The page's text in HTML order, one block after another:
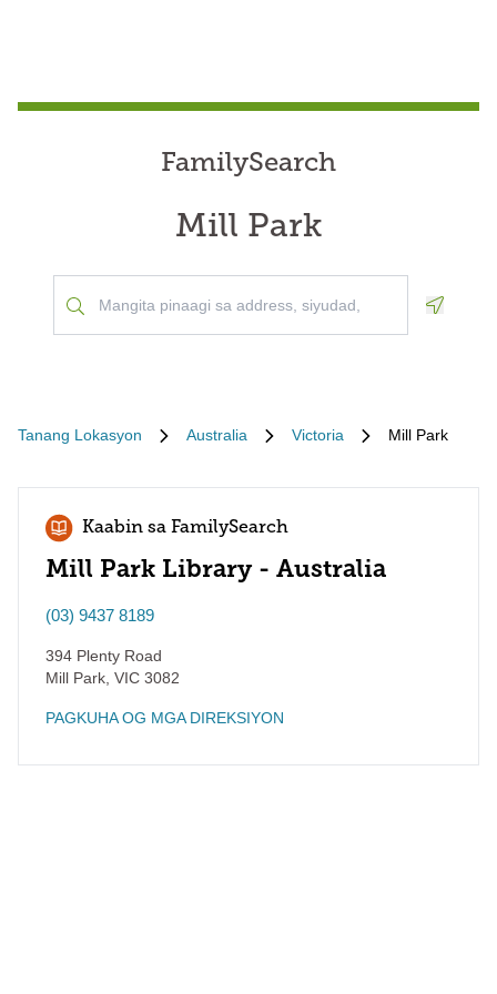
FamilySearch
Mill Park
Tanang Lokasyon Australia Victoria Mill Park
Kaabin sa FamilySearch
Mill Park Library - Australia
(03) 9437 8189
394 Plenty Road
Mill Park VIC 3082
PAGKUHA OG MGA DIREKSIYON